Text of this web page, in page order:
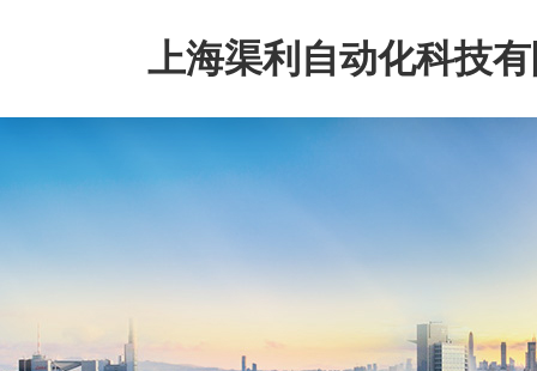
上海渠利自动化科技